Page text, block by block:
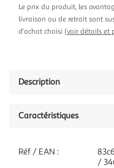
Le prix du produit, les
livraison ou de retrait sont
d'achat choisi (voir détails et
Description
Caractéristiques
Réf / EAN :
/